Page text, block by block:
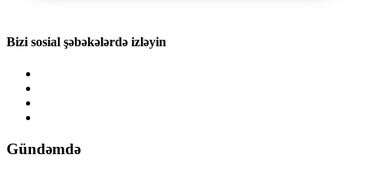
Bizi sosial şəbəkələrdə izləyin
Gündəmdə